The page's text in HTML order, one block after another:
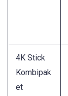
4K Stick
Kombipak
et